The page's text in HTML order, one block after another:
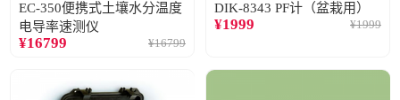
EC-350便携式土壤水分温度
电导率速测仪
¥16799 ¥16799
DIK-8343 PF计（盆栽用）
¥1999 ¥1999